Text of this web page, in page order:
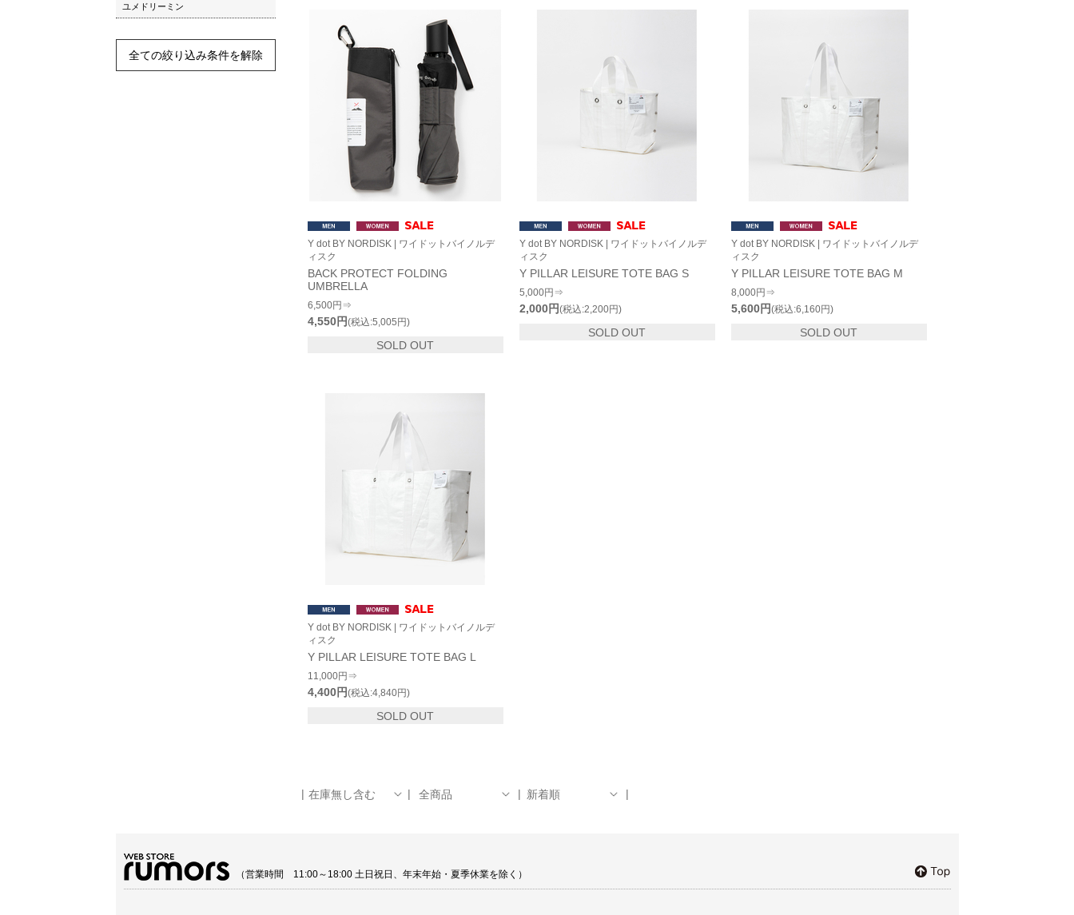
ユメドリーミン
全ての絞り込み条件を解除
Y dot BY NORDISK | ワイドットバイノルデ
ィスク
BACK PROTECT FOLDING
UMBRELLA
6,500円⇒
4,550円(税込:5,005円)
SOLD OUT
Y dot BY NORDISK | ワイドットバイノルデ
ィスク
Y PILLAR LEISURE TOTE BAG S
5,000円⇒
2,000円(税込:2,200円)
SOLD OUT
Y dot BY NORDISK | ワイドットバイノルデ
ィスク
Y PILLAR LEISURE TOTE BAG M
8,000円⇒
5,600円(税込:6,160円)
SOLD OUT
Y dot BY NORDISK | ワイドットバイノルデ
ィスク
Y PILLAR LEISURE TOTE BAG L
11,000円⇒
4,400円(税込:4,840円)
SOLD OUT
在庫無し含む 全商品 新着順
（営業時間 11:00～18:00 土日祝日、年末年始・夏季休業を除く）